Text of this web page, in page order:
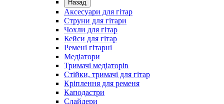
Назад
Аксесуари для гітар
Струни для гітари
Чохли для гітар
Кейси для гітар
Ремені гітарні
Медіатори
Тримачі медіаторів
Стійки, тримачі для гітар
Кріплення для ременя
Каподастри
Слайдери